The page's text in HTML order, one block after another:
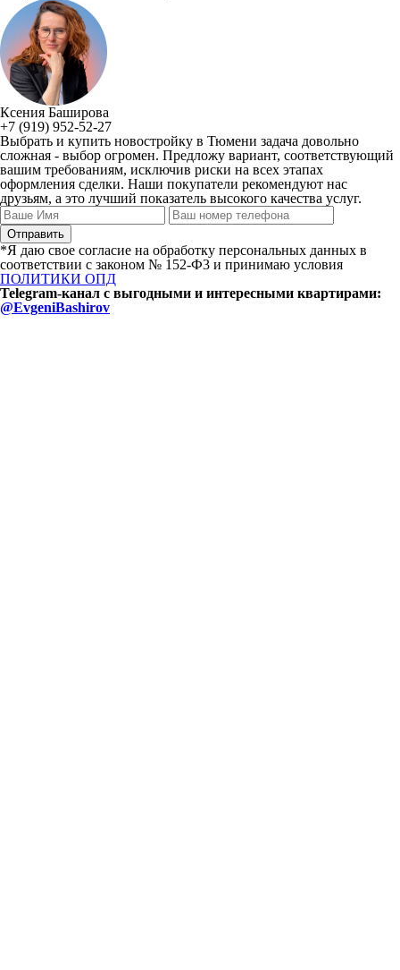
Ксения Баширова
+7 (919) 952-52-27
Выбрать и купить новостройку в Тюмени задача довольно
сложная - выбор огромен. Предложу вариант, соответствующий
вашим требованиям, исключив риски на всех этапах
оформления сделки. Наши покупатели рекомендуют нас
друзьям, а это лучший показатель высокого качества услуг.
*Я даю свое согласие на обработку персональных данных в
соответствии с законом № 152-Ф3 и принимаю условия
ПОЛИТИКИ ОПД
Telegram-канал с выгодными и интересными квартирами:
@EvgeniBashirov